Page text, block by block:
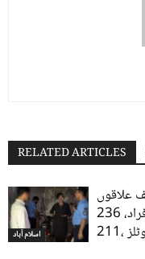
RELATED ARTICLES
اسلام آباد
علاقوں
میں سرچ آپریشنز کے دوران 431 افراد، 236